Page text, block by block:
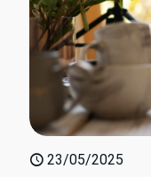
23/05/2025